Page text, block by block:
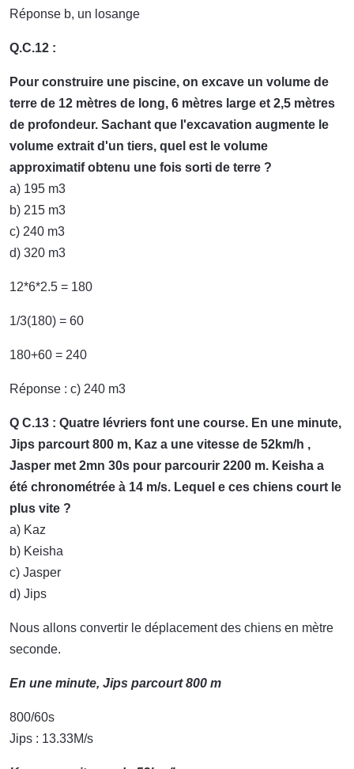
Réponse b, un losange
Q.C.12 :
Pour construire une piscine, on excave un volume de
terre de 12 mètres de long, 6 mètres large et 2,5 mètres
de profondeur. Sachant que l'excavation augmente le
volume extrait d'un tiers, quel est le volume
approximatif obtenu une fois sorti de terre ?
a) 195 m3
b) 215 m3
c) 240 m3
d) 320 m3
12*6*2.5 = 180
1/3(180) = 60
180+60 = 240
Réponse : c) 240 m3
Q C.13 : Quatre lévriers font une course. En une minute,
Jips parcourt 800 m, Kaz a une vitesse de 52km/h ,
Jasper met 2mn 30s pour parcourir 2200 m. Keisha a
été chronométrée à 14 m/s. Lequel e ces chiens court le
plus vite ?
a) Kaz
b) Keisha
c) Jasper
d) Jips
Nous allons convertir le déplacement des chiens en mètre
seconde.
En une minute, Jips parcourt 800 m
800/60s
Jips : 13.33M/s